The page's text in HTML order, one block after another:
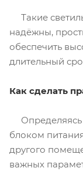
Такие
надёжны,
обеспечить
длительный
Как сделать
Определяясь
блоком
другого
важных